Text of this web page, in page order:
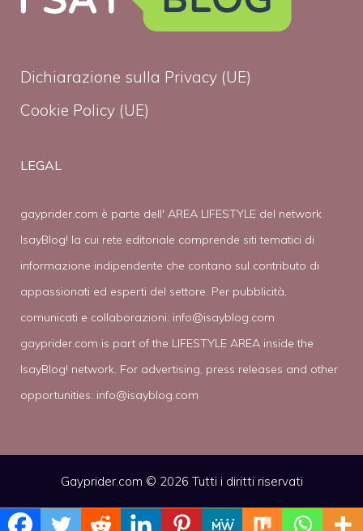
Dichiarazione sulla Privacy (UE)
Cookie Policy (UE)
LEGAL
gayprider.com è parte dell' AREA LIFESTYLE del network
IsayBlog! la cui rete editoriale comprende siti tematici di
informazione indipendente che contano sul contributo di
appassionati ed esperti del settore. Per pubblicità,
comunicati e collaborazioni: info@isayblog.com
gayprider.com is part of the LIFESTYLE AREA inside the
IsayBlog! network. For advertising, press releases and other
opportunities: info@isayblog.com
Gayprider.com © 2026 Tutti i diritti riservati